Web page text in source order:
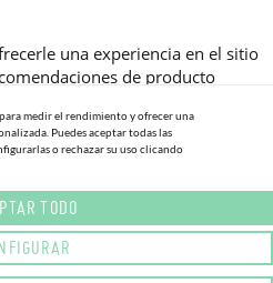
una experiencia en el sitio
de producto
cookie, nos ayuda a mejorar aún
socios publicitarios enviarle
medir el rendimiento y ofrecer una
Puedes aceptar todas las
o rechazar su uso clicando
TODO